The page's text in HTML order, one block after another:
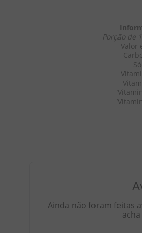
Porção de
Valor
Ainda não foram feitas